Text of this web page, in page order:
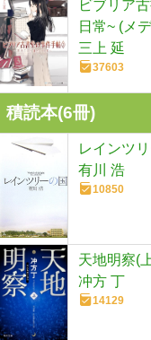
ビブリア
日常~ (メ
三上 延
37603
積読本(6冊)
レインツ
有川 浩
10850
天地明察(
冲方 丁
14129